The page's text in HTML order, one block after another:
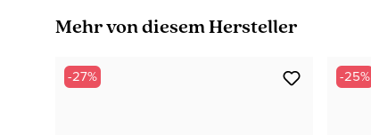
Produktgalerie überspringen
Mehr von diesem Hersteller
-27% -25%